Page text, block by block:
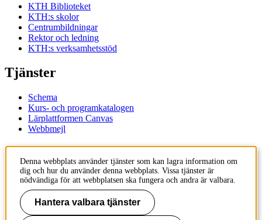
KTH Biblioteket
KTH:s skolor
Centrumbildningar
Rektor och ledning
KTH:s verksamhetsstöd
Tjänster
Schema
Kurs- och programkatalogen
Lärplattformen Canvas
Webbmejl
KTH
100 44 Stockholm
+46 8 790 60 00
Denna webbplats använder tjänster som kan lagra information om
dig och hur du använder denna webbplats. Vissa tjänster är
nödvändiga för att webbplatsen ska fungera och andra är valbara.
Hantera valbara tjänster